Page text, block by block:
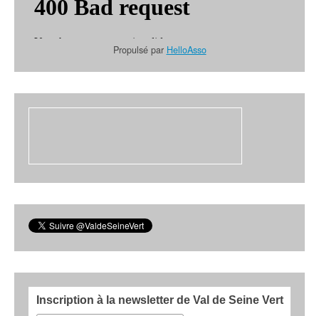
Propulsé par HelloAsso
Inscription à la newsletter de Val de Seine Vert